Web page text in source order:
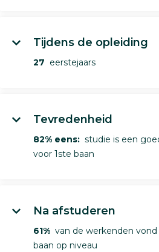
Tijdens de opleiding
27 eerstejaars
Tevredenheid
82% eens: studie is een
voor 1ste baan
Na afstuderen
61% van de werkenden vond
baan op niveau